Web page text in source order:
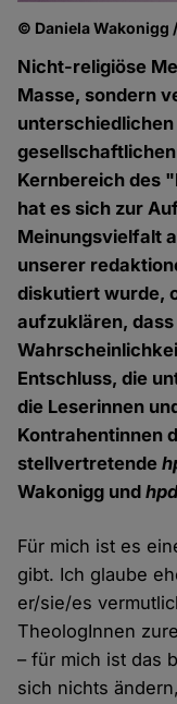
© Daniela Wakonigg
Nicht-religiöse
Masse, sondern
unterschiedlichen
Kernbereich des
hat es sich zur
Meinungsvielfalt
unserer
diskutiert wurde,
aufzuklären,
Entschluss, die
die Leserinnen
Kontrahentinnen
stellvertretende
Wakonigg und
Für mich ist es
gibt. Ich glaube
er/sie/es
TheologInnen
– für mich ist das
sich nichts